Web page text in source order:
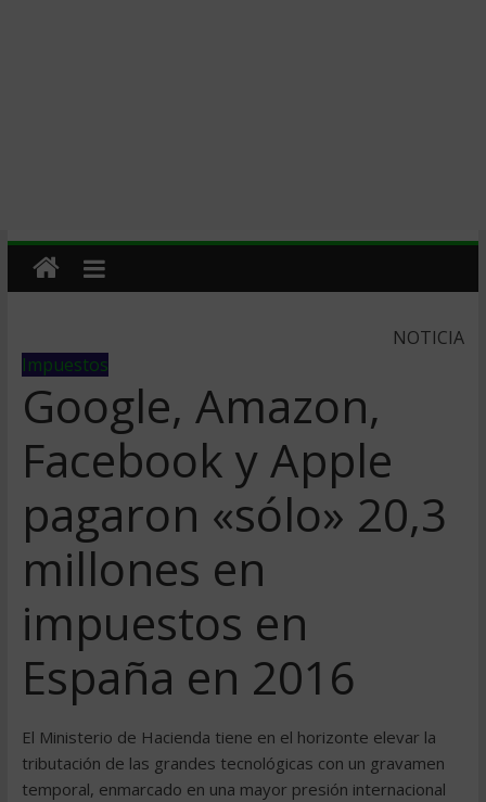
NOTICIA
Impuestos
Google, Amazon,
Facebook y Apple
pagaron «sólo» 20,3
millones en
impuestos en
España en 2016
El Ministerio de Hacienda tiene en el horizonte elevar la
tributación de las grandes tecnológicas con un gravamen
temporal, enmarcado en una mayor presión internacional